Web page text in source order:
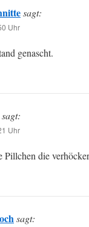
sagt:
Uhr
genascht.
sagt:
Uhr
die
sagt: